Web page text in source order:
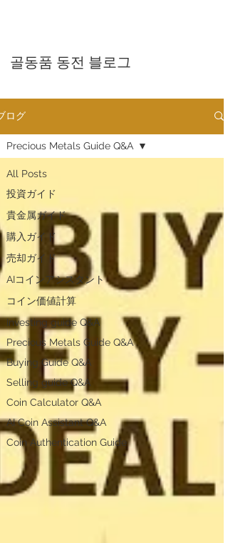
골동품 동전 블로그
ログ
All Posts
投資ガイド
貴金属ガイド
購入ガイド
売却ガイド
AIコインアシスタント
​コイン価値計算
Investing guide Q&A
Precious Metals Guide Q&A
Buying Guide Q&A
Selling guide Q&A
Coin Calculator Q&A
AI Coin Assistant Q&A
Coin Authentication Guide
Precious Metals Guide Q&A